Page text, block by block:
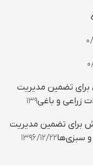
/۰
برای تضمین مدیریت
زراعی و باغی۱۳۹
برای تضمین مدیریت
سبزی‌ها۱۳۹۶/۱۲/۲۲